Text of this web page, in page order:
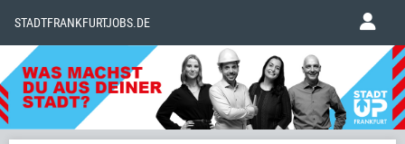
STADTFRANKFURTJOBS.DE